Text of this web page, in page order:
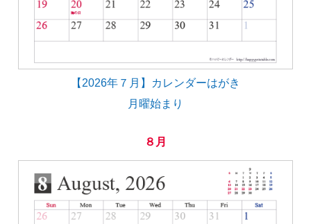
【2026年７月】カレンダーはがき
月曜始まり
８月